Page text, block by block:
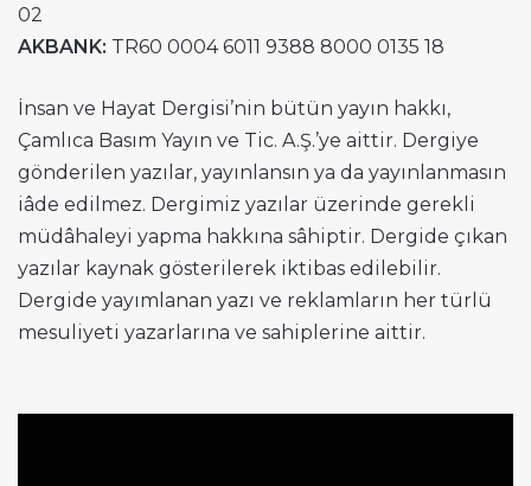
02
AKBANK: TR60 0004 6011 9388 8000 0135 18
İnsan ve Hayat Dergisi’nin bütün yayın hakkı,
Çamlıca Basım Yayın ve Tic. A.Ş.’ye aittir. Dergiye
gönderilen yazılar, yayınlansın ya da yayınlanmasın
iâde edilmez. Dergimiz yazılar üzerinde gerekli
müdâhaleyi yapma hakkına sâhiptir. Dergide çıkan
yazılar kaynak gösterilerek iktibas edilebilir.
Dergide yayımlanan yazı ve reklamların her türlü
mesuliyeti yazarlarına ve sahiplerine aittir.